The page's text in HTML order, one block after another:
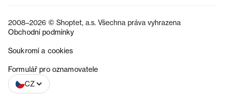
2008–2026 © Shoptet, a.s. Všechna práva vyhrazena
Obchodní podmínky
Soukromí a cookies
Formulář pro oznamovatele
CZ